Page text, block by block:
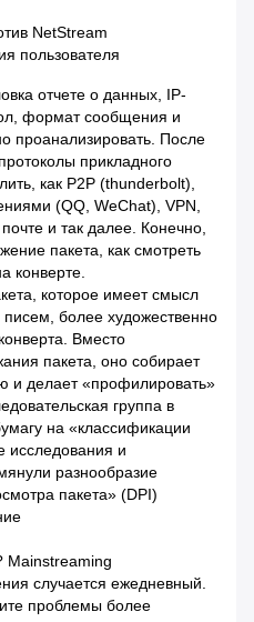
NetStream
пользователя
отчете о данных, IP-
формат сообщения и
проанализировать. После
прикладного
как P2P (thunderbolt),
(QQ, WeChat), VPN,
и так далее. Конечно,
пакета, как смотреть
конверте.
которое имеет смысл
более художественно
Вместо
пакета, оно собирает
делает «профилировать»
группа в
на «классификации
исследования и
разнообразие
пакета» (DPI)
Mainstreaming
случается ежедневный.
проблемы более